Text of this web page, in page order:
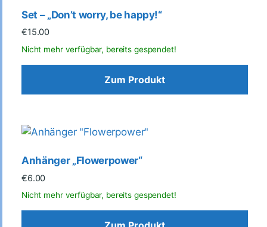
Set – „Don’t worry, be happy!“
€15.00
Zum Produkt
Anhänger „Flowerpower“
€6.00